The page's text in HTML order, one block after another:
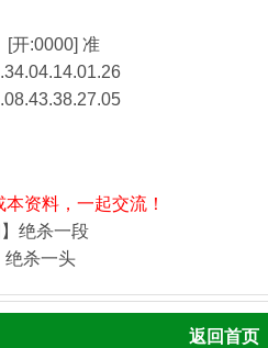
[开:0000] 准
资料，一起交流！
绝杀一段
绝杀一头
返回首页